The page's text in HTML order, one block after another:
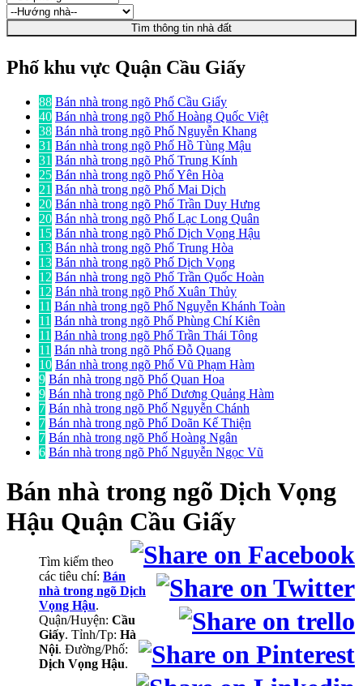
Tìm thông tin nhà đất
Phố khu vực Quận Cầu Giấy
88 Bán nhà trong ngõ Phố Cầu Giấy
40 Bán nhà trong ngõ Phố Hoàng Quốc Việt
38 Bán nhà trong ngõ Phố Nguyễn Khang
31 Bán nhà trong ngõ Phố Hồ Tùng Mậu
31 Bán nhà trong ngõ Phố Trung Kính
25 Bán nhà trong ngõ Phố Yên Hòa
21 Bán nhà trong ngõ Phố Mai Dịch
20 Bán nhà trong ngõ Phố Trần Duy Hưng
20 Bán nhà trong ngõ Phố Lạc Long Quân
15 Bán nhà trong ngõ Phố Dịch Vọng Hậu
13 Bán nhà trong ngõ Phố Trung Hòa
13 Bán nhà trong ngõ Phố Dịch Vọng
12 Bán nhà trong ngõ Phố Trần Quốc Hoàn
12 Bán nhà trong ngõ Phố Xuân Thủy
11 Bán nhà trong ngõ Phố Nguyễn Khánh Toàn
11 Bán nhà trong ngõ Phố Phùng Chí Kiên
11 Bán nhà trong ngõ Phố Trần Thái Tông
11 Bán nhà trong ngõ Phố Đỗ Quang
10 Bán nhà trong ngõ Phố Vũ Phạm Hàm
9 Bán nhà trong ngõ Phố Quan Hoa
9 Bán nhà trong ngõ Phố Dương Quảng Hàm
7 Bán nhà trong ngõ Phố Nguyễn Chánh
7 Bán nhà trong ngõ Phố Doãn Kế Thiện
7 Bán nhà trong ngõ Phố Hoàng Ngân
6 Bán nhà trong ngõ Phố Nguyễn Ngọc Vũ
Bán nhà trong ngõ Dịch Vọng
Hậu Quận Cầu Giấy
Tìm kiếm theo
các tiêu chí: Bán
nhà trong ngõ Dịch
Vọng Hậu.
Quận/Huyện: Cầu
Giấy. Tỉnh/Tp: Hà
Nội. Đường/Phố:
Dịch Vọng Hậu.